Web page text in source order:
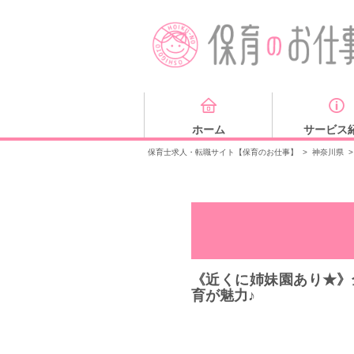
ホーム サービス
保育士求人・転職サイト【保育のお仕事】 > 神奈川県 >
《近くに姉妹園あり★
育が魅力♪